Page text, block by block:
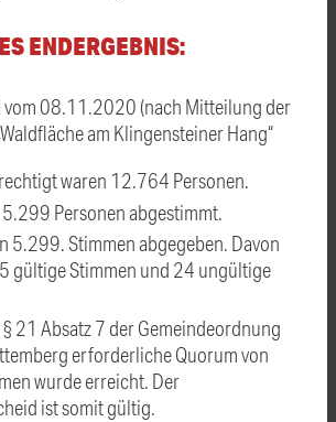
ENDERGEBNIS:
vom 08.11.2020 (nach Mitteilung der
am Klingensteiner Hang“
waren 12.764 Personen.
Personen abgestimmt.
5.299. Stimmen abgegeben. Davon
gültige Stimmen und 24 ungültige
21 Absatz 7 der Gemeindeordnung
erforderliche Quorum von
wurde erreicht. Der
ist somit gültig.